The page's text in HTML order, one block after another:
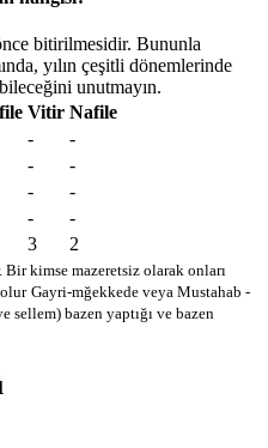
bitirilmesidir. Bununla
yılın çeşitli dönemlerinde
unutmayın.
Vitir Nafile
-
-
-
-
-
-
-
-
3 2
kimse mazeretsiz olarak onları
Gayri-mğekkede veya Mustahab -
bazen yaptığı ve bazen